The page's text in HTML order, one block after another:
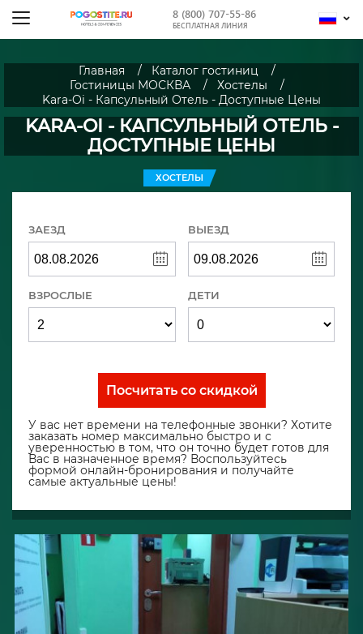
8 (800) 707-55-86
БЕСПЛАТНАЯ ЛИНИЯ
Главная
Каталог гостиниц
Гостиницы МОСКВА
Хостелы
Kara-Oi - Капсульный Отель - Доступные Цены
KARA-OI - КАПСУЛЬНЫЙ ОТЕЛЬ -
ДОСТУПНЫЕ ЦЕНЫ
ХОСТЕЛЫ
ЗАЕЗД ВЫЕЗД
ВЗРОСЛЫЕ ДЕТИ
Посчитать со скидкой
У вас нет времени на телефонные звонки? Хотите
заказать номер максимально быстро и с
уверенностью в том, что он точно будет готов для
Вас в назначенное время? Воспользуйтесь
формой онлайн-бронирования и получайте
самые актуальные цены!